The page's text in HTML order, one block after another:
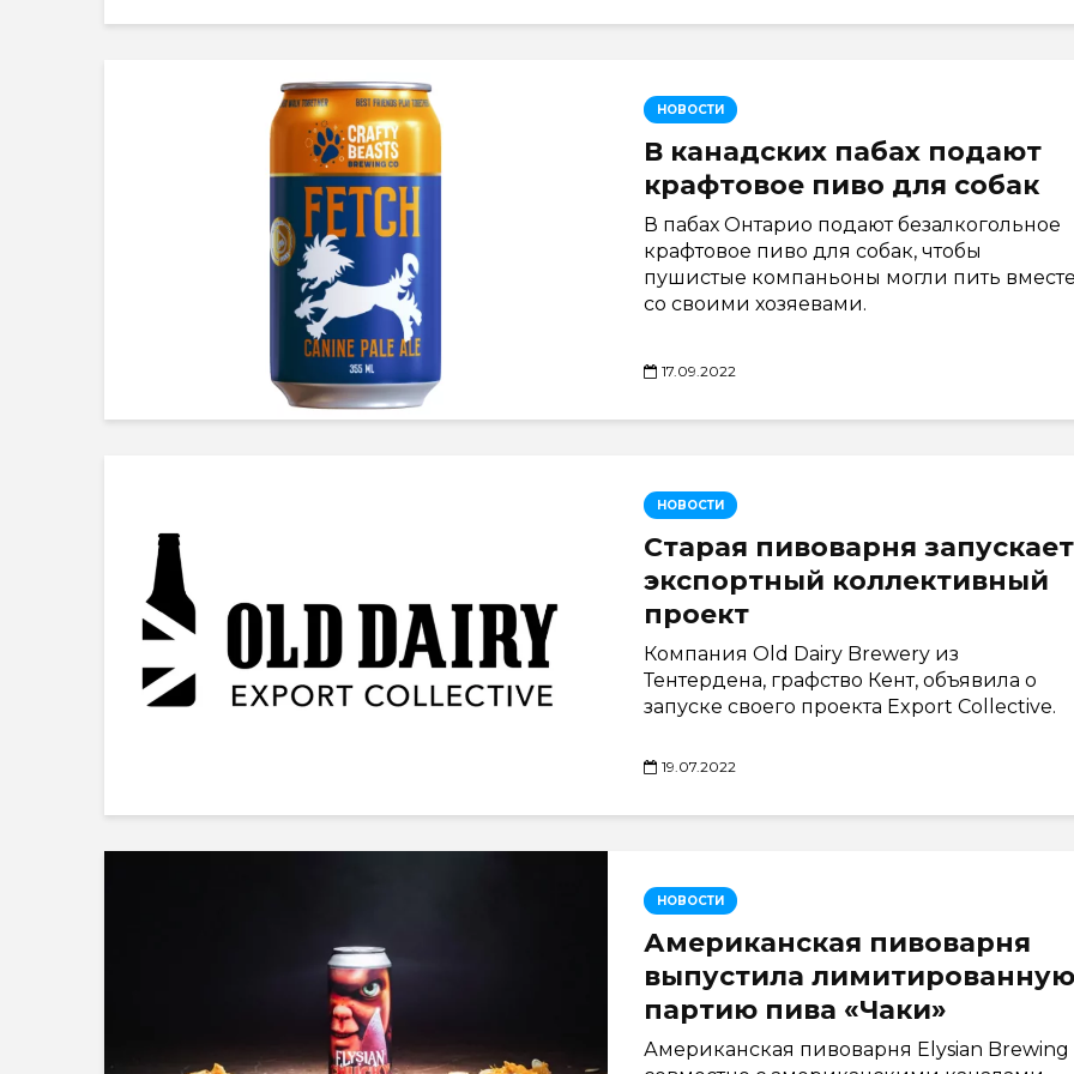
НОВОСТИ
В канадских пабах подают
крафтовое пиво для собак
В пабах Онтарио подают безалкогольное
крафтовое пиво для собак, чтобы
пушистые компаньоны могли пить
со своими хозяевами.
17.09.2022
НОВОСТИ
Старая пивоварня запускает
экспортный коллективный
проект
Компания Old Dairy Brewery из
Тентердена, графство Кент, объявила о
запуске своего проекта Export Collective.
19.07.2022
НОВОСТИ
Американская пивоварня
выпустила лимитированную
партию пива «Чаки»
Американская пивоварня Elysian Brewing